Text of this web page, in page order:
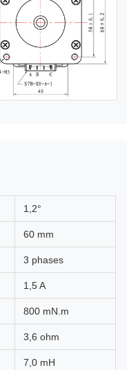
1,2°
60 mm
3 phases
1,5 A
800 mN.m
3,6 ohm
7,0 mH